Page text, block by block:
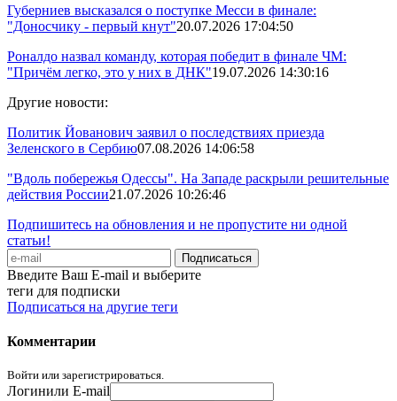
Губерниев высказался о поступке Месси в финале:
"Доносчику - первый кнут"20.07.2026 17:04:50
Роналдо назвал команду, которая победит в финале ЧМ:
"Причём легко, это у них в ДНК"19.07.2026 14:30:16
Другие новости:
Политик Йованович заявил о последствиях приезда
Зеленского в Сербию07.08.2026 14:06:58
"Вдоль побережья Одессы". На Западе раскрыли решительные
действия России21.07.2026 10:26:46
Подпишитесь на обновления и не пропустите ни одной
статьи!
Введите Ваш E-mail и выберите
теги для подписки
Подписаться на другие теги
Комментарии
Войти или зарегистрироваться.
Логинили E-mail